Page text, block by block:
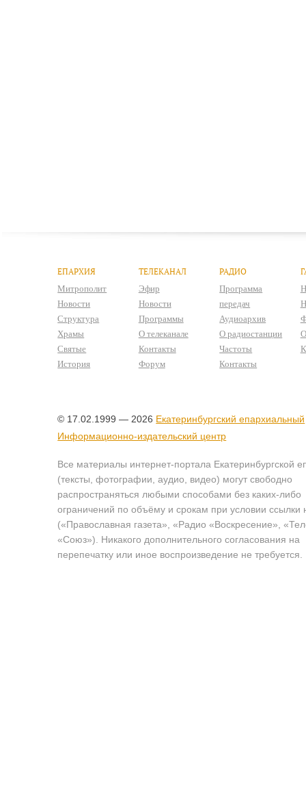
ЕПАРХИЯ
Митрополит
Новости
Структура
Храмы
Святые
История
ТЕЛЕКАНАЛ
Эфир
Новости
Программы
О телеканале
Контакты
Форум
РАДИО
Программа
передач
Аудиоархив
О радиостанции
Частоты
Контакты
© 17.02.1999 — 2026 Екатеринбургский епархиальный
Информационно-издательский центр
Все материалы интернет-портала Екатеринбургской
(тексты, фотографии, аудио, видео) могут свободно
распространяться любыми способами без каких-либо
ограничений по объёму и срокам при условии ссылки
(«Православная газета», «Радио «Воскресение»,
«Союз»). Никакого дополнительного согласования на
перепечатку или иное воспроизведение не требуется.